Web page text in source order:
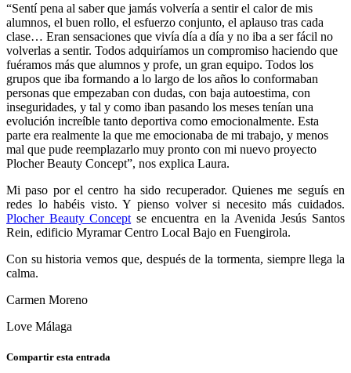
“Sentí pena al saber que jamás volvería a sentir el calor de mis
alumnos, el buen rollo, el esfuerzo conjunto, el aplauso tras cada
clase… Eran sensaciones que vivía día a día y no iba a ser fácil no
volverlas a sentir. Todos adquiríamos un compromiso haciendo que
fuéramos más que alumnos y profe, un gran equipo. Todos los
grupos que iba formando a lo largo de los años lo conformaban
personas que empezaban con dudas, con baja autoestima, con
inseguridades, y tal y como iban pasando los meses tenían una
evolución increíble tanto deportiva como emocionalmente. Esta
parte era realmente la que me emocionaba de mi trabajo, y menos
mal que pude reemplazarlo muy pronto con mi nuevo proyecto
Plocher Beauty Concept”, nos explica Laura.
Mi paso por el centro ha sido recuperador. Quienes me seguís en
redes lo habéis visto. Y pienso volver si necesito más cuidados.
Plocher Beauty Concept se encuentra en la Avenida Jesús Santos
Rein, edificio Myramar Centro Local Bajo en Fuengirola.
Con su historia vemos que, después de la tormenta, siempre llega la
calma.
Carmen Moreno
Love Málaga
Compartir esta entrada